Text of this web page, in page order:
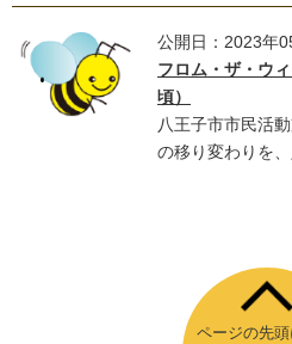
公開日：2023年
フロム・ザ・ウ
頃）
八王子市市民活
の移り変わりを
ページの先